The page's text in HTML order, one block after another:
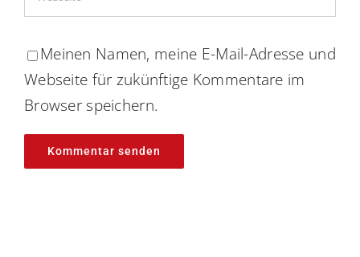
Meinen Namen, meine E-Mail-Adresse und
Webseite für zukünftige Kommentare im
Browser speichern.